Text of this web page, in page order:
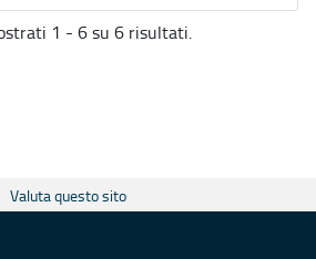
1 - 6 su 6 risultati.
Valuta questo sito